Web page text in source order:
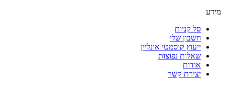
מידע
סל קניות
חשבון שלי
ייעוץ קוסמטי אונליין
שאלות נפוצות
אודות
יצירת קשר